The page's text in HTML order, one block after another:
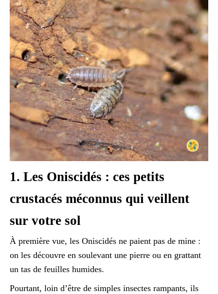
1. Les Oniscidés : ces petits
crustacés méconnus qui veillent
sur votre sol
À première vue, les Oniscidés ne paient pas de mine :
on les découvre en soulevant une pierre ou en grattant
un tas de feuilles humides.
Pourtant, loin d’être de simples insectes rampants, ils